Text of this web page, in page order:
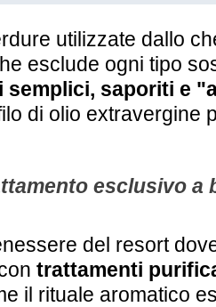
utilizzate dallo
esclude ogni tipo
semplici, saporiti e
di olio extravergine
esclusivo a
del resort
trattamenti
il rituale aromatico